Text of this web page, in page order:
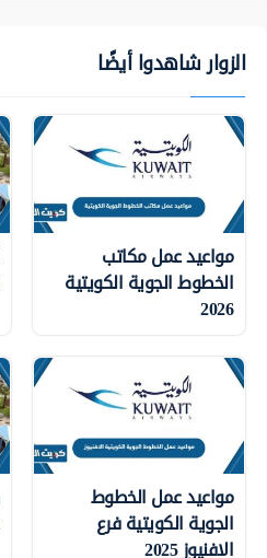
الزوار شاهدوا أيضًا
مواعيد عمل مكاتب
الخطوط الجوية الكويتية
2026
مواعيد عمل الخطوط
الجوية الكويتية فرع
الافنيوز 2025